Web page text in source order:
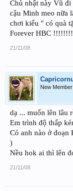
Chủ nhật này Vũ
cậu Minh meo nữa
chơi kiểu " có quà
Forever HBC
21/11/08
New Member
dạ ... muốn lên lâu
Em trình độ thấp
Có anh nào ở
)
Nều hok ai thì lên
21/11/08